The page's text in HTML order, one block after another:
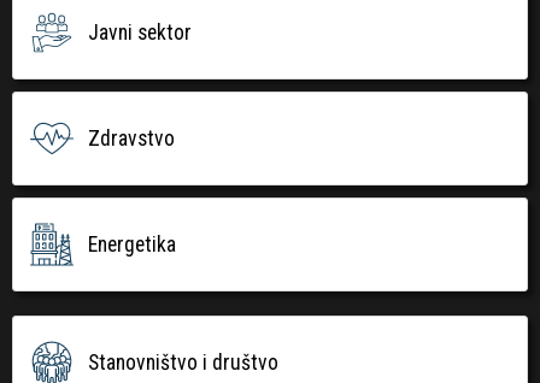
Javni sektor
Zdravstvo
Energetika
Stanovništvo i društvo